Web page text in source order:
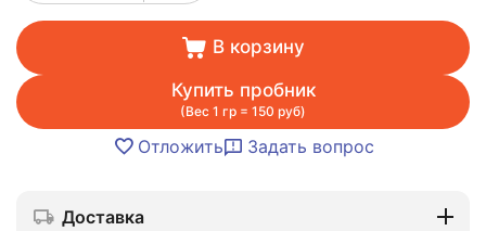
В корзину
Купить пробник
(Вес 1 гр = 150 руб)
Отложить Задать вопрос
Доставка